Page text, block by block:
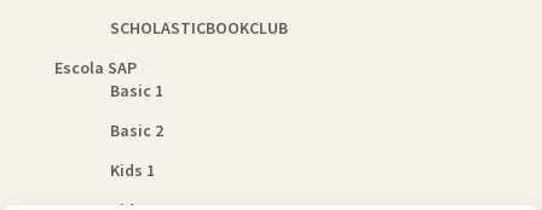
SCHOLASTICBOOKCLUB
Escola SAP
Basic 1
Basic 2
Kids 1